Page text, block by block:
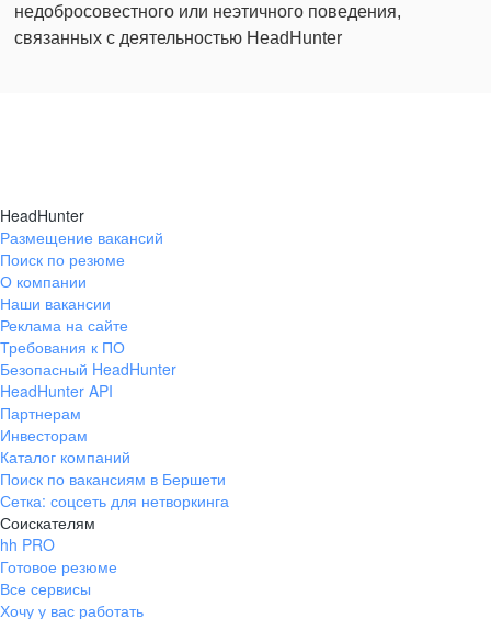
недобросовестного или неэтичного поведения,
связанных с деятельностью HeadHunter
HeadHunter
Размещение вакансий
Поиск по резюме
О компании
Наши вакансии
Реклама на сайте
Требования к ПО
Безопасный HeadHunter
HeadHunter API
Партнерам
Инвесторам
Каталог компаний
Поиск по вакансиям в Бершети
Сетка: соцсеть для нетворкинга
Соискателям
hh PRO
Готовое резюме
Все сервисы
Хочу у вас работать